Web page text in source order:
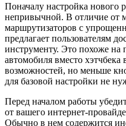
Поначалу настройка нового
непривычной. В отличие от
маршрутизаторов с
предлагает пользователям
инструменту. Это похоже на
автомобиля вместо хэтчбека
возможностей, но меньше
для базовой настройки не
Перед началом работы
от вашего интернет-
Обычно в нем содержится